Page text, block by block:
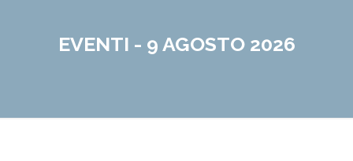
EVENTI - 9 AGOSTO 2026